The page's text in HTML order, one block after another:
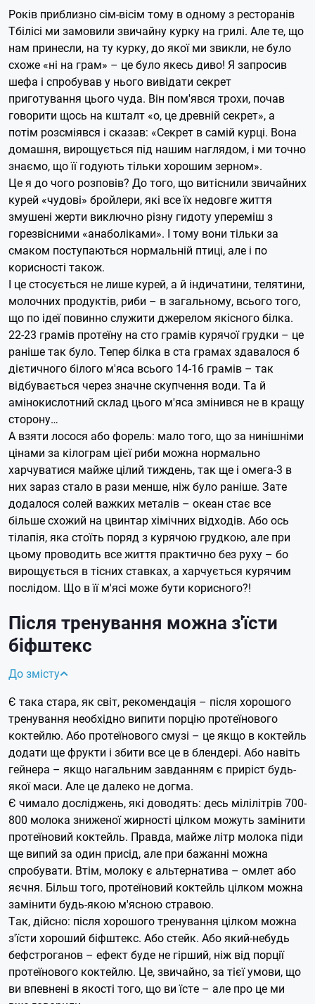
Років приблизно сім-вісім тому в одному з ресторанів
Тбілісі ми замовили звичайну курку на грилі. Але те, що
нам принесли, на ту курку, до якої ми звикли, не було
схоже «ні на грам» – це було якесь диво! Я запросив
шефа і спробував у нього вивідати секрет
приготування цього чуда. Він пом'явся трохи, почав
говорити щось на кшталт «о, це древній секрет», а
потім розсміявся і сказав: «Секрет в самій курці. Вона
домашня, вирощується під нашим наглядом, і ми точно
знаємо, що її годують тільки хорошим зерном».
Це я до чого розповів? До того, що витіснили звичайних
курей «чудові» бройлери, які все їх недовге життя
змушені жерти виключно різну гидоту упереміш з
горезвісними «анаболіками». І тому вони тільки за
смаком поступаються нормальній птиці, але і по
корисності також.
І це стосується не лише курей, а й індичатини, телятини,
молочних продуктів, риби – в загальному, всього того,
що по ідеї повинно служити джерелом якісного білка.
22-23 грамів протеїну на сто грамів курячої грудки – це
раніше так було. Тепер білка в ста грамах здавалося б
дієтичного білого м'яса всього 14-16 грамів – так
відбувається через значне скупчення води. Та й
амінокислотний склад цього м'яса змінився не в кращу
сторону…
А взяти лосося або форель: мало того, що за нинішніми
цінами за кілограм цієї риби можна нормально
харчуватися майже цілий тиждень, так ще і омега-3 в
них зараз стало в рази менше, ніж було раніше. Зате
додалося солей важких металів – океан стає все
більше схожий на цвинтар хімічних відходів. Або ось
тілапія, яка стоїть поряд з курячою грудкою, але при
цьому проводить все життя практично без руху – бо
вирощується в тісних ставках, а харчується курячим
послідом. Що в її м'ясі може бути корисного?!
Після тренування можна з'їсти
біфштекс
До змісту
Є така стара, як світ, рекомендація – після хорошого
тренування необхідно випити порцію протеїнового
коктейлю. Або протеїнового смузі – це якщо в коктейль
додати ще фрукти і збити все це в блендері. Або навіть
гейнера – якщо нагальним завданням є приріст будь-
якої маси. Але це далеко не догма.
Є чимало досліджень, які доводять: десь мілілітрів 700-
800 молока зниженої жирності цілком можуть замінити
протеїновий коктейль. Правда, майже літр молока піди
ще випий за один присід, але при бажанні можна
спробувати. Втім, молоку є альтернатива – омлет або
яєчня. Більш того, протеїновий коктейль цілком можна
замінити будь-якою м'ясною стравою.
Так, дійсно: після хорошого тренування цілком можна
з'їсти хороший біфштекс. Або стейк. Або який-небудь
бефстроганов – ефект буде не гірший, ніж від порції
протеїнового коктейлю. Це, звичайно, за тієї умови, що
ви впевнені в якості того, що ви їсте – але про це ми